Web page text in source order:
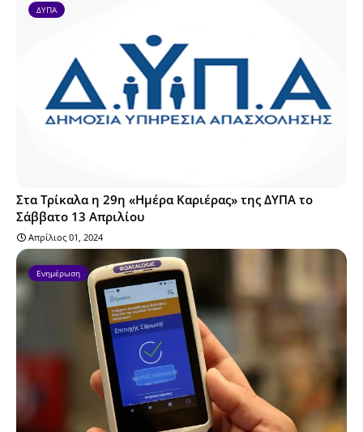
ΔΥΠΑ
Στα Τρίκαλα η 29η «Ημέρα Καριέρας» της ΔΥΠΑ το
Σάββατο 13 Απριλίου
Απρίλιος 01, 2024
Ενημέρωση